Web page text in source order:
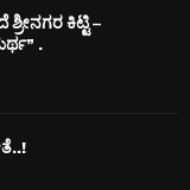
ಕಿಟ್ಟಿ –
.